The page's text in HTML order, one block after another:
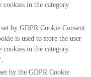
cookies in the category
by GDPR Cookie Consent
is used to store the user
cookies in the category
by the GDPR Cookie